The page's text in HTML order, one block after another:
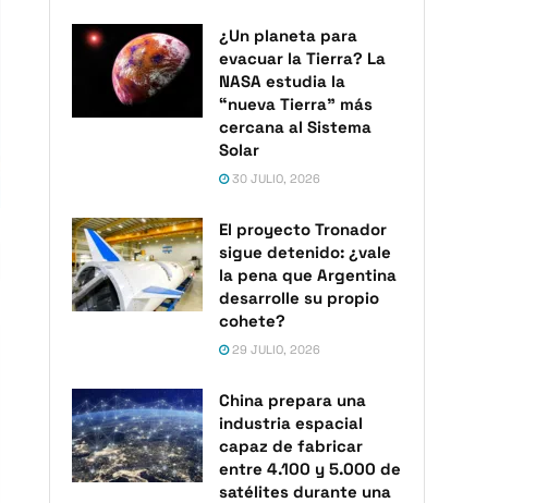
¿Un planeta para
evacuar la Tierra? La
NASA estudia la
“nueva Tierra” más
cercana al Sistema
Solar
30 JULIO, 2026
El proyecto Tronador
sigue detenido: ¿vale
la pena que Argentina
desarrolle su propio
cohete?
29 JULIO, 2026
China prepara una
industria espacial
capaz de fabricar
entre 4.100 y 5.000 de
satélites durante una